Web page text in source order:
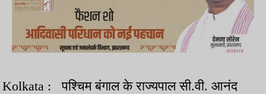
Kolkata : पश्चिम बंगाल के राज्यपाल सी.वी. आनंद